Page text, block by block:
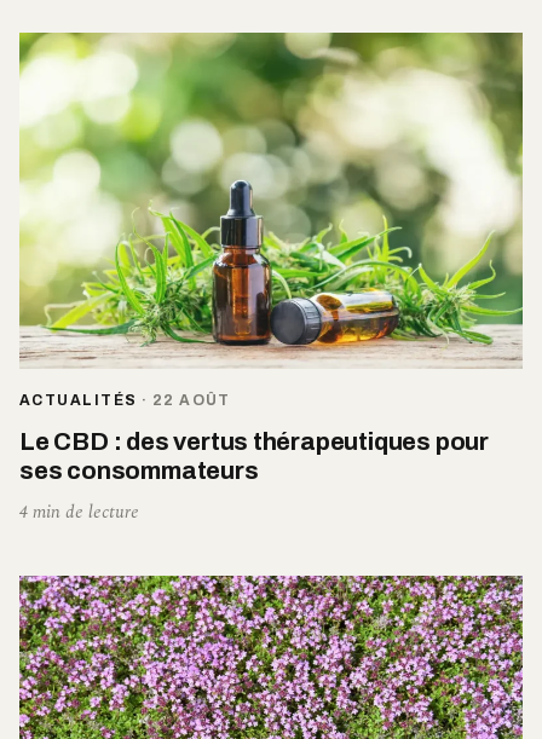
ACTUALITÉS · 22 AOÛT
Le CBD : des vertus thérapeutiques pour
ses consommateurs
4 min de lecture